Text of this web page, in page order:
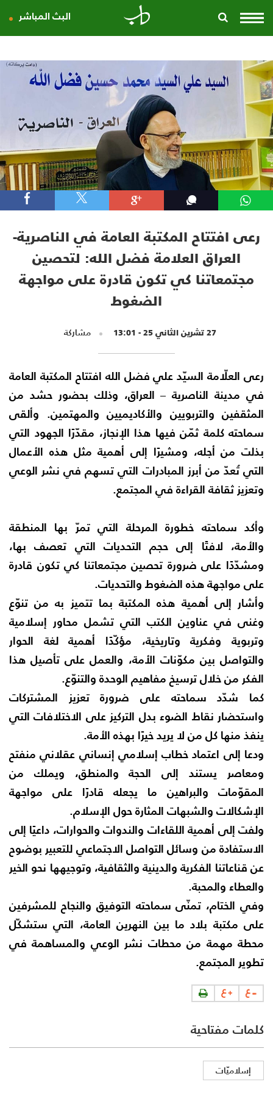
البث المباشر
رعى افتتاح المكتبة العامة في الناصرية-
العراق العلامة فضل الله: لتحصين
مجتمعاتنا كي تكون قادرة على مواجهة
الضغوط
27 تشرين الثاني 25 - 13:01 مشاركة
رعى العلّامة السيّد علي فضل الله افتتاح المكتبة العامة
في مدينة الناصرية – العراق، وذلك بحضور حشد من
المثقفين والتربويين والأكاديميين والمهتمين. وألقى
سماحته كلمة ثمّن فيها هذا الإنجاز، مقدّرًا الجهود التي
بذلت من أجله، ومشيرًا إلى أهمية مثل هذه الأعمال
التي تُعدّ من أبرز المبادرات التي تسهم في نشر الوعي
وتعزيز ثقافة القراءة في المجتمع.
وأكد سماحته خطورة المرحلة التي تمرّ بها المنطقة
والأمة، لافتًا إلى حجم التحديات التي تعصف بها،
ومشدّدًا على ضرورة تحصين مجتمعاتنا كي تكون قادرة
على مواجهة هذه الضغوط والتحديات.
وأشار إلى أهمية هذه المكتبة بما تتميز به من تنوّع
وغنى في عناوين الكتب التي تشمل محاور إسلامية
وتربوية وفكرية وتاريخية، مؤكّدًا أهمية لغة الحوار
والتواصل بين مكوّنات الأمة، والعمل على تأصيل هذا
الفكر من خلال ترسيخ مفاهيم الوحدة والتنوّع.
كما شدّد سماحته على ضرورة تعزيز المشتركات
واستحضار نقاط الضوء بدل التركيز على الاختلافات التي
ينفذ منها كل من لا يريد خيرًا بهذه الأمة.
ودعا إلى اعتماد خطاب إسلامي إنساني عقلاني منفتح
ومعاصر يستند إلى الحجة والمنطق، ويملك من
المقوّمات والبراهين ما يجعله قادرًا على مواجهة
الإشكالات والشبهات المثارة حول الإسلام.
ولفت إلى أهمية اللقاءات والندوات والحوارات، داعيًا إلى
الاستفادة من وسائل التواصل الاجتماعي للتعبير بوضوح
عن قناعاتنا الفكرية والدينية والثقافية، وتوجيهها نحو الخير
والعطاء والمحبة.
وفي الختام، تمنّى سماحته التوفيق والنجاح للمشرفين
على مكتبة بلاد ما بين النهرين العامة، التي ستشكّل
محطة مهمة من محطات نشر الوعي والمساهمة في
تطوير المجتمع.
كلمات مفتاحية
إسلاميّات